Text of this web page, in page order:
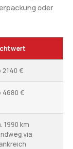
oder
2140 €
4680 €
1990 km
via